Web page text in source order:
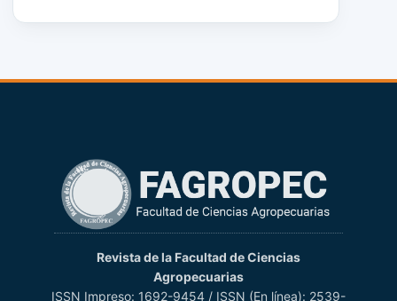
Revista de la Facultad de Ciencias
Agropecuarias
ISSN Impreso: 1692-9454 / ISSN (En línea): 2539-